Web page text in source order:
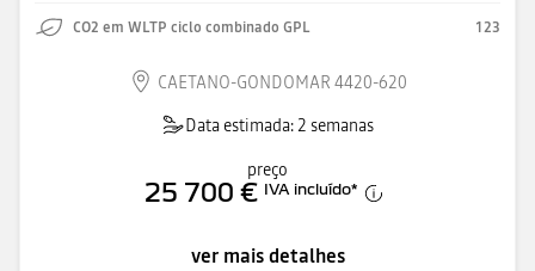
CO2 em WLTP ciclo combinado GPL 123
CAETANO-GONDOMAR 4420-620
Data estimada: 2 semanas
preço
25 700 € IVA incluído*
ver mais detalhes